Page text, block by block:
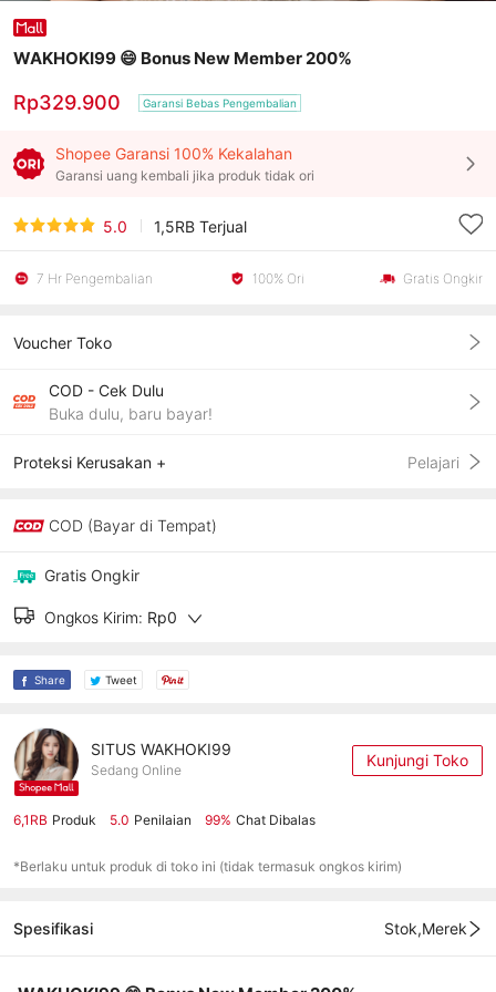
WAKHOKI99 😄 Bonus New Member 200%
Rp329.900 Garansi Bebas Pengembalian
Shopee Garansi 100% Kekalahan
Garansi uang kembali jika produk tidak ori
5.0 1,5RB Terjual
7 Hr Pengembalian 100% Ori Gratis Ongkir
Voucher Toko
COD - Cek Dulu
Buka dulu, baru bayar!
Proteksi Kerusakan + Pelajari
COD (Bayar di Tempat)
Gratis Ongkir
Ongkos Kirim: Rp0
Share Tweet
SITUS WAKHOKI99
Sedang Online Kunjungi Toko
6,1RB Produk 5.0 Penilaian 99% Chat Dibalas
*Berlaku untuk produk di toko ini (tidak termasuk ongkos kirim)
Spesifikasi Stok,Merek